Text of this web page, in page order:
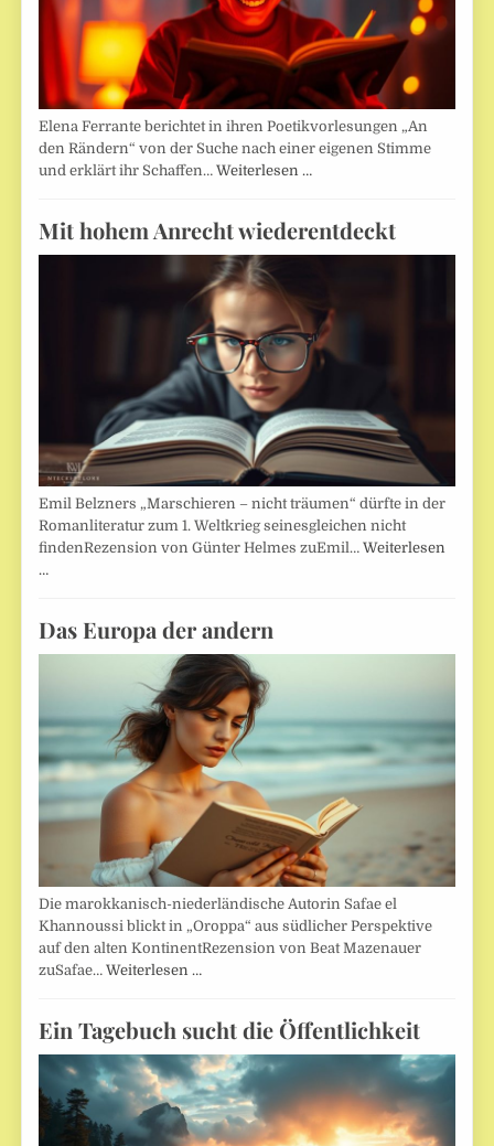
Elena Ferrante berichtet in ihren Poetikvorlesungen „An
den Rändern“ von der Suche nach einer eigenen Stimme
und erklärt ihr Schaffen…Weiterlesen …
Mit hohem Anrecht wiederentdeckt
Emil Belzners „Marschieren – nicht träumen“ dürfte in der
Romanliteratur zum 1. Weltkrieg seinesgleichen nicht
findenRezension von Günter Helmes zuEmil…Weiterlesen
…
Das Europa der andern
Die marokkanisch-niederländische Autorin Safae el
Khannoussi blickt in „Oroppa“ aus südlicher Perspektive
auf den alten KontinentRezension von Beat Mazenauer
zuSafae…Weiterlesen …
Ein Tagebuch sucht die Öffentlichkeit